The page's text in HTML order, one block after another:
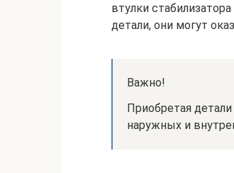
втулки
детали, они могут
Важно!
Приобретая
наружных и